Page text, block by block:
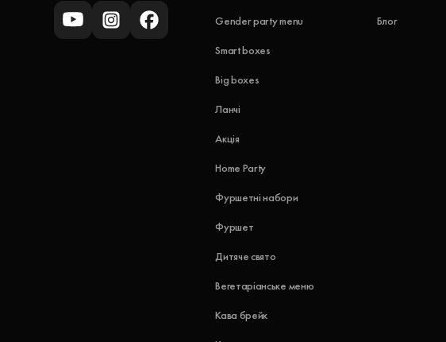
Gender party menu
Smart boxes
Big boxes
Ланчі
Акція
Home Party
Фуршетні набори
Фуршет
Дитяче свято
Вегетаріанське меню
Кава брейк
Блог